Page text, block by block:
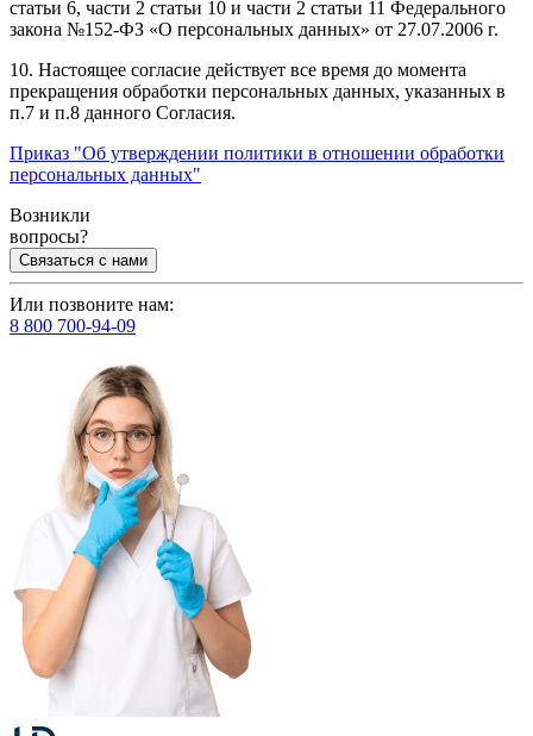
статьи 6, части 2 статьи 10 и части 2 статьи 11 Федерального
закона №152-ФЗ «О персональных данных» от 27.07.2006 г.
10. Настоящее согласие действует все время до момента
прекращения обработки персональных данных, указанных в
п.7 и п.8 данного Согласия.
Приказ "Об утверждении политики в отношении обработки
персональных данных"
Возникли
вопросы?
Связаться с нами
Или позвоните нам:
8 800 700-94-09